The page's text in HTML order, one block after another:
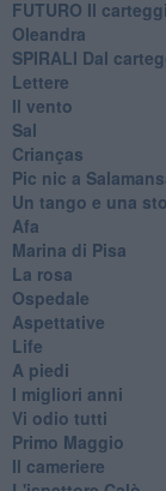
FUTURO Il
Oleandra
SPIRALI Dal
Lettere
Il vento
Sal
Crianças
Pic nic a
Un tango e una
Afa
Marina di Pisa
La rosa
Ospedale
Aspettative
Life
A piedi
I migliori anni
Vi odio tutti
Primo Maggio
Il cameriere